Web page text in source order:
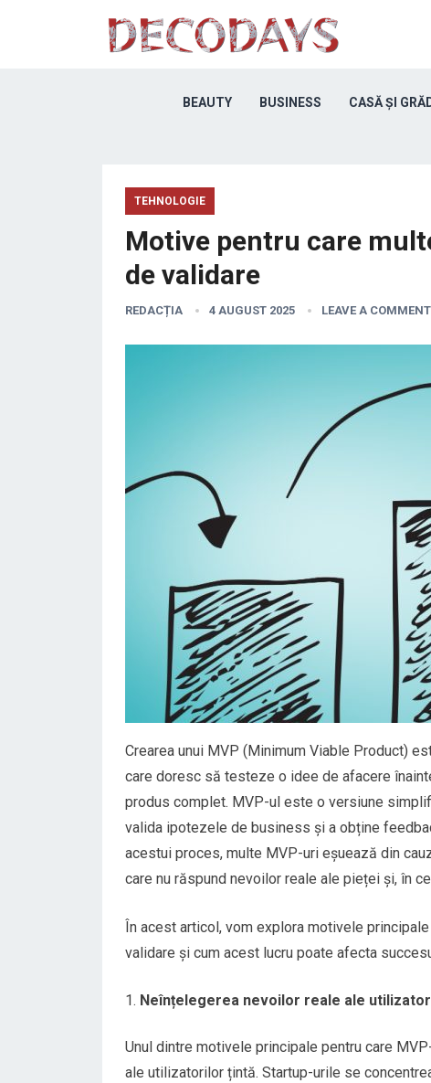
BEAUTY BUSINESS CASĂ ȘI
TEHNOLOGIE
Motive pentru care
de validare
REDACȚIA 4 AUGUST 2025 LEAVE A COMMENT
Crearea unui MVP (Minimum Viable Product)
care doresc să testeze o idee de afacere
produs complet. MVP-ul este o versiune
valida ipotezele de business și a obține
acestui proces, multe MVP-uri eșuează din
care nu răspund nevoilor reale ale pieței și, în
În acest articol, vom explora motivele
validare și cum acest lucru poate afecta
Neînțelegerea nevoilor reale ale
Unul dintre motivele principale pentru care
ale utilizatorilor țintă. Startup-urile se